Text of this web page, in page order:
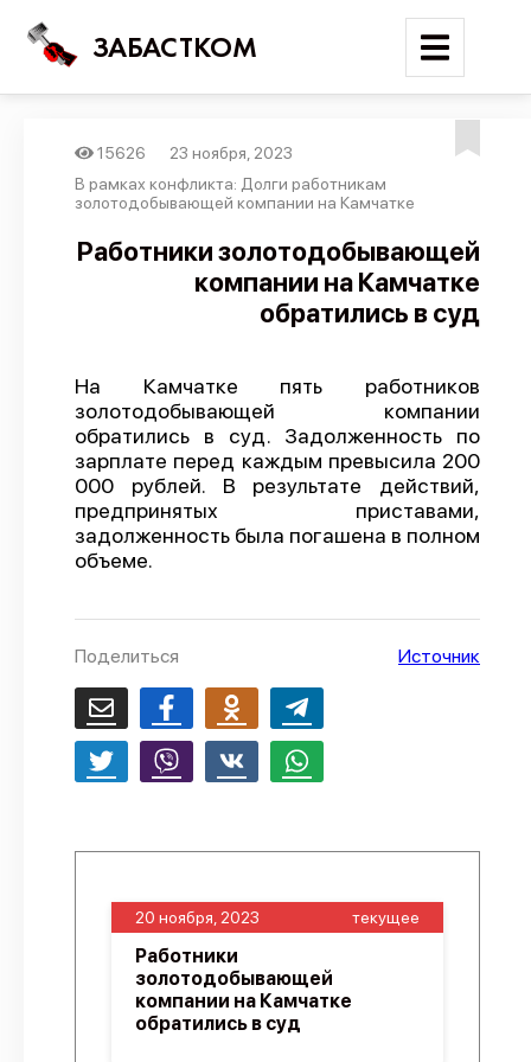
ЗАБАСТКОМ
Войти
Поиск
Новости
Карта событий
Отчеты
Предложить публикацию
Справочник
15626
23 ноября, 2023
В рамках конфликта: Долги работникам
золотодобывающей компании на Камчатке
Работники золотодобывающей
компании на Камчатке
обратились в суд
На Камчатке пять работников
золотодобывающей компании
обратились в суд. Задолженность по
зарплате перед каждым превысила 200
000 рублей. В результате действий,
предпринятых приставами,
задолженность была погашена в полном
объеме.
Поделиться Источник
20 ноября, 2023 текущее
Работники
золотодобывающей
компании на Камчатке
обратились в суд